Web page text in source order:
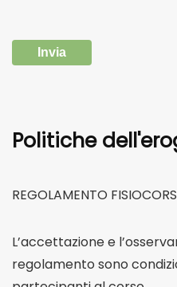
REGOLAMENTO
L’accettazione e
regolamento sono